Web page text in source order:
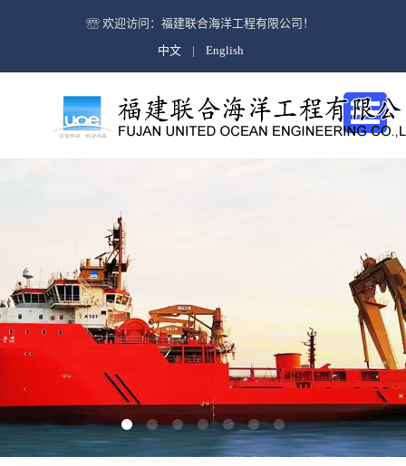
欢迎访问：福建联合海洋工程有限公司！
中文
| English
公司简介
企业文化
海上救助与打捞及油污处理
海洋石油工程
海上风电安装
远洋拖航
海事技术服务